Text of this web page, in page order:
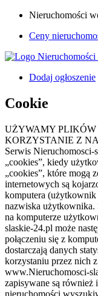
Nieruchomości
Ceny
Dodaj ogłoszenie
Cookie
UŻYWAMY
KORZYSTANIE Z
Serwis
„cookies”, kiedy
„cookies”, które mogą
internetowych są
komputera
nazwiska użytkownika.
na komputerze
slaskie-24.pl może
połączeniu się z
dostarczają danych
korzystaniu przez nich
www.Nieruchomosci-
zapisywane są
nieruchomości